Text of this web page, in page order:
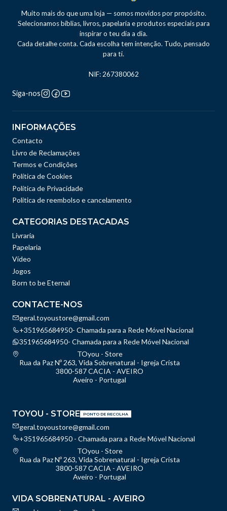
Muito mais do que uma loja — somos movidos por propósito.
Selecionamos bíblias, livros, papelaria e produtos especiais para
inspirar o teu dia a dia.
Cada detalhe conta. Cada escolha tem intenção. Tudo, pensado
para ti.
NIF: 267380062
Siga-nos
INFORMAÇÕES
Contacto
Livro de Reclamações
Termos e Condições
Política de Cookies
Política de Privacidade
Politica de reembolso e cancelamento
CATEGORIAS DESTACADAS
Livraria
Papelaria
Vídeo
Jogos
Born to be Eternal
CONTACTE-NOS
geral.toyoustore@gmail.com
+351965684950- Chamada para a Rede Móvel Nacional
351965684950- Chamada para a Rede Móvel Nacional
TOyou - Store
Rua da Paz Nº 263, Vida Sobrenatural - Igreja Crista
3800-587 CACIA - AVEIRO
Aveiro - Portugal
TOYOU - STORE PONTO DE RECOLHA
geral.toyoustore@gmail.com
+351965684950 - Chamada para a Rede Móvel Nacional
TOyou - Store
Rua da Paz Nº 263, Vida Sobrenatural - Igreja Crista
3800-587 CACIA - AVEIRO
Aveiro - Portugal
VIDA SOBRENATURAL - AVEIRO